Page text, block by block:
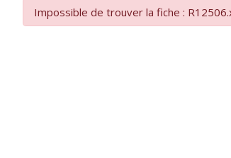
Impossible de trouver la fiche :